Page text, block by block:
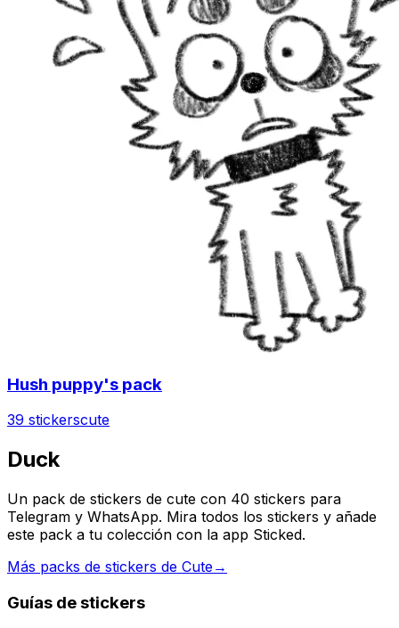
Hush puppy's pack
39 stickerscute
Duck
Un pack de stickers de cute con 40 stickers para
Telegram y WhatsApp. Mira todos los stickers y añade
este pack a tu colección con la app Sticked.
Más packs de stickers de Cute→
Guías de stickers